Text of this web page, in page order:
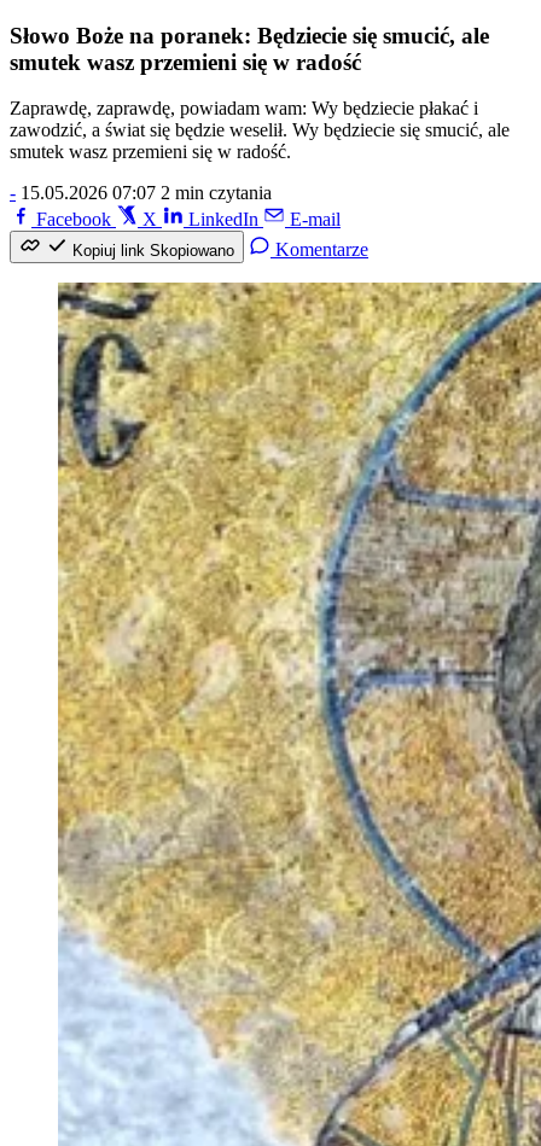
Słowo Boże na poranek: Będziecie się smucić, ale
smutek wasz przemieni się w radość
Zaprawdę, zaprawdę, powiadam wam: Wy będziecie płakać i
zawodzić, a świat się będzie weselił. Wy będziecie się smucić, ale
smutek wasz przemieni się w radość.
- 15.05.2026 07:07 2 min czytania
Facebook
X LinkedIn E-mail
Kopiuj link Skopiowano Komentarze